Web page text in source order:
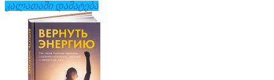
კალათაში დამატება